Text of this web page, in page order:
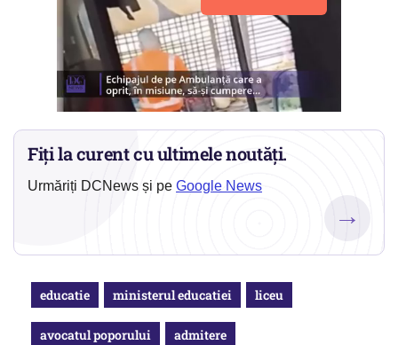
Fiți la curent cu ultimele noutăți.
Urmăriți DCNews și pe Google News
→
educatie ministerul educatiei liceu
avocatul poporului admitere